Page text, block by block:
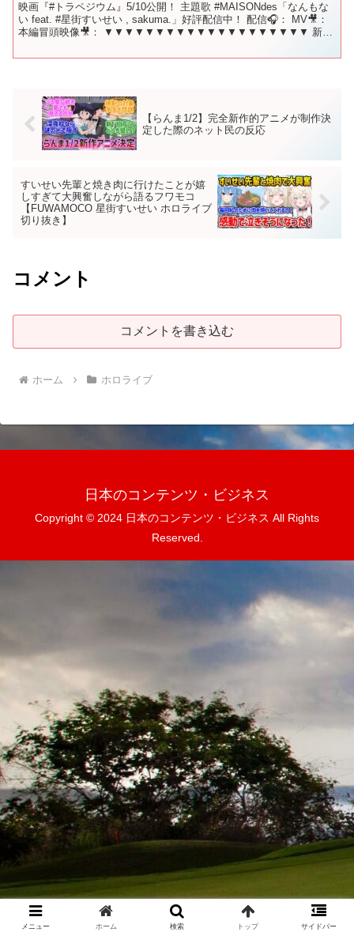
映画『#トラペジウム』5/10公開！ 主題歌 #MAISONdes「なんもな
い feat. #星街すいせい , sakuma.」好評配信中！ 配信🎧： MV🎥：
本編冒頭映像🎥： ▼▼▼▼▼▼▼▼▼▼▼▼▼▼▼▼▼▼▼▼ 新曲
【らんま1/2】完全新作的アニメが制作決
定した際のネット民の反応
すいせい先輩と焼き肉に行けたことが嬉
しすぎて大興奮しながら語るフワモコ
【FUWAMOCO 星街すいせい ホロライブ
切り抜き】
コメント
コメントを書き込む
ホーム ホロライブ
日本のコンテンツ・ビジネス
Copyright © 2024 日本のコンテンツ・ビジネス All Rights
Reserved.
メニュー ホーム 検索 トップ サイドバー